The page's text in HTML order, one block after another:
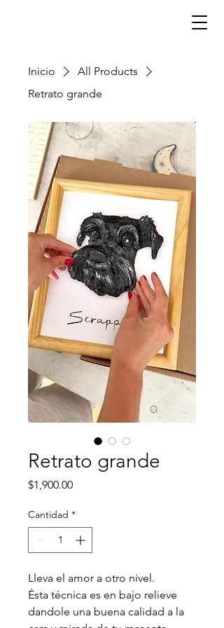
¡Haz tu pedido con anticipación!
Inicio
All Products
Retrato grande
Retrato grande
$1,900.00Precio
Cantidad *
Lleva el amor a otro nivel.
Ésta técnica es en bajo relieve
dandole una buena calidad a la